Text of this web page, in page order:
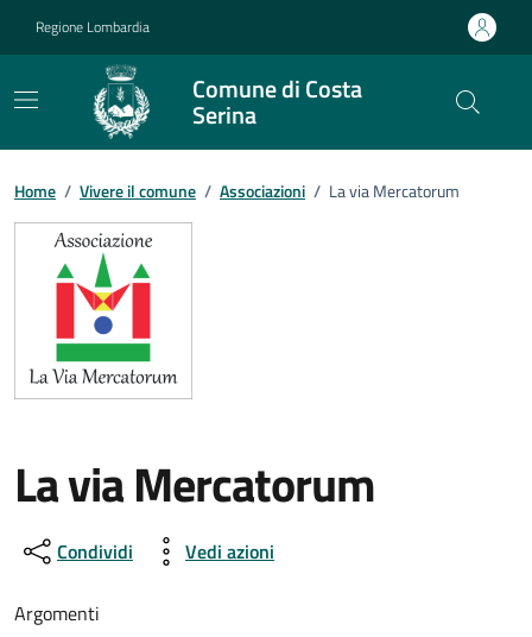
Regione Lombardia
Comune di Costa
Serina
Home / Vivere il comune / Associazioni / La via Mercatorum
La via Mercatorum
Condividi Vedi azioni
Argomenti